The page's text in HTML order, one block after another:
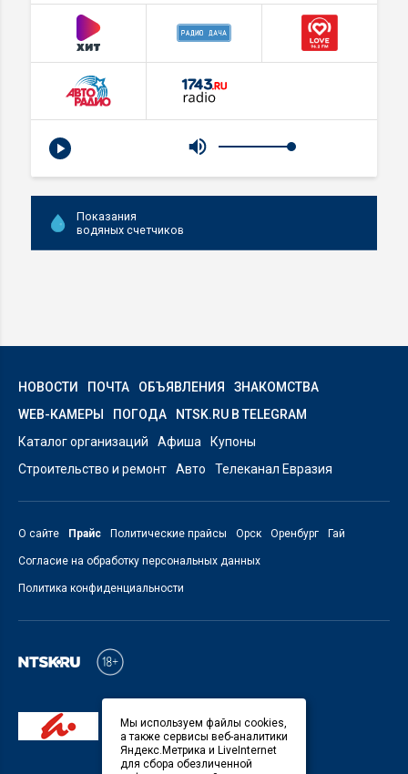
Показания
водяных счетчиков
НОВОСТИ ПОЧТА ОБЪЯВЛЕНИЯ
ЗНАКОМСТВА
WEB-КАМЕРЫ
ПОГОДА
NTSK.RU В TELEGRAM
Каталог организаций
Афиша
Купоны
Строительство и ремонт
Авто Телеканал Евразия
О сайте Прайс Политические прайсы Орск Оренбург Гай
Согласие на обработку персональных данных
Политика конфиденциальности
Мы используем файлы cookies,
а также сервисы веб-аналитики
Яндекс.Метрика и LiveInternet
для сбора обезличенной